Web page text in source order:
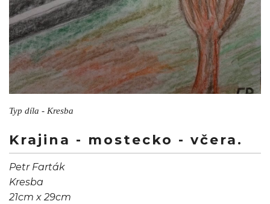
Typ díla - Kresba
Krajina - mostecko - včera.
Petr Farták
Kresba
21cm x 29cm